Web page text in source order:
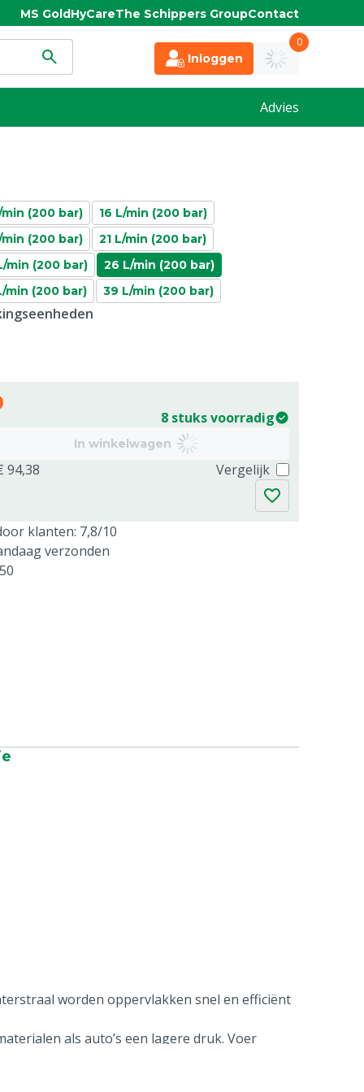
MS GoldHyCareThe Schippers GroupContact
Inloggen
0
Advies
min (200 bar)
16 L/min (200 bar)
min (200 bar)
21 L/min (200 bar)
min (200 bar)
26 L/min (200 bar)
min (200 bar) 39 L/min (200 bar)
8 stuks voorradig
In winkelwagen
94,38 Vergelijk
klanten: 7,8/10
verzonden
worden oppervlakken snel en efficiënt
als auto’s een lagere druk. Voer